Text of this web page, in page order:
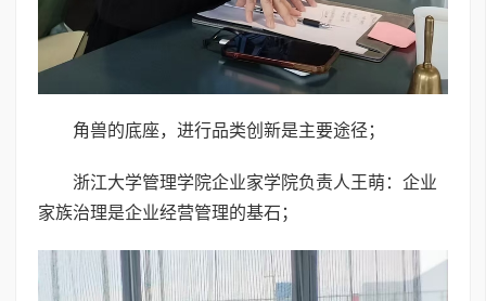
角兽的底座，进行品类创新是主要途径；
浙江大学管理学院企业家学院负责人王萌：企业
家族治理是企业经营管理的基石；